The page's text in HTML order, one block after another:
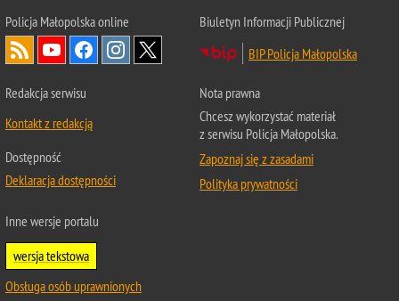
Policja Małopolska online
Biuletyn Informacji Publicznej
BIP Policja Małopolska
Redakcja serwisu
Kontakt z redakcją
Dostępność
Deklaracja dostępności
Nota prawna
Chcesz wykorzystać materiał
z serwisu Policja Małopolska.
Zapoznaj się z zasadami
Polityka prywatności
Inne wersje portalu
wersja tekstowa
Obsługa osób uprawnionych